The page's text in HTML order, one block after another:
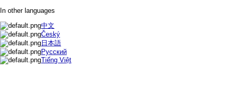
In other languages
中文
Český
日本語
Русский
Tiếng Việt